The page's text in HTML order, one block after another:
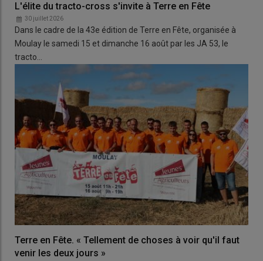
L'élite du tracto-cross s'invite à Terre en Fête
30 juillet 2026
Dans le cadre de la 43e édition de Terre en Fête, organisée à
Moulay le samedi 15 et dimanche 16 août par les JA 53, le
tracto…
Terre en Fête. « Tellement de choses à voir qu'il faut
venir les deux jours »